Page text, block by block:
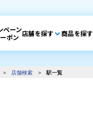
ペーン
ポン 店舗を探す 商品を探す
> 店舗検索 > 駅一覧